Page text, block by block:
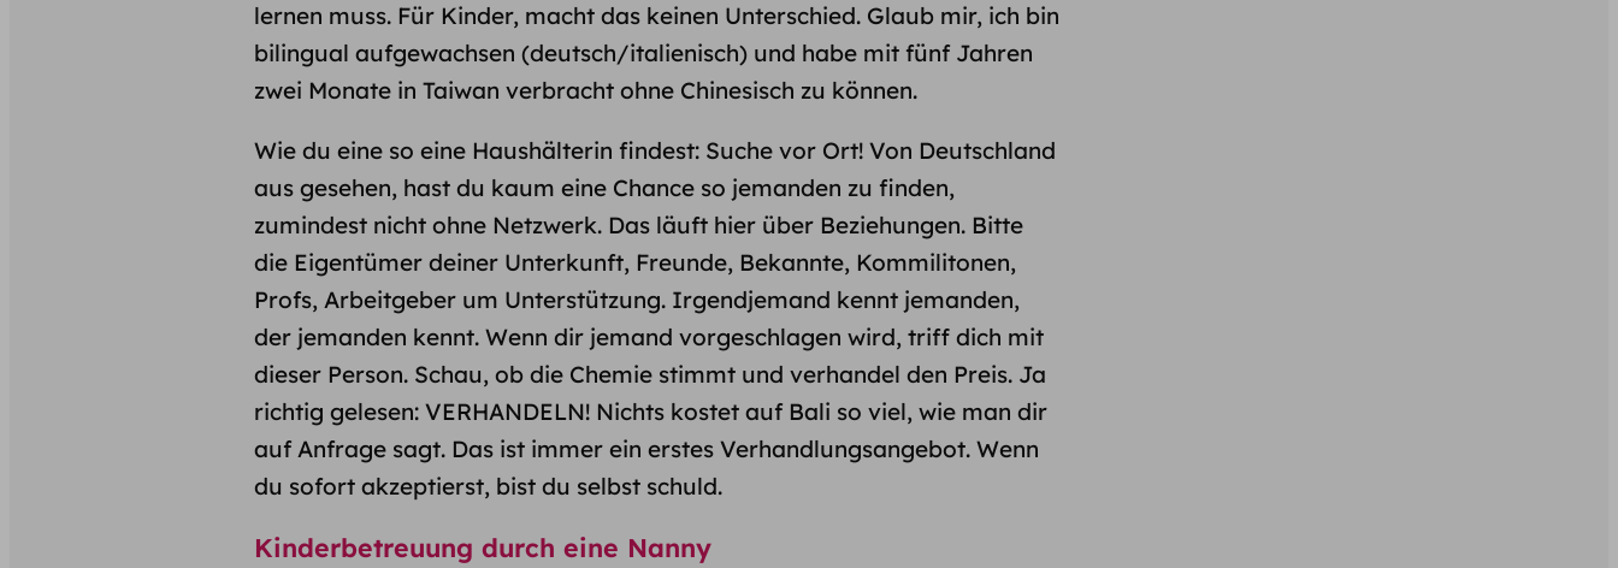
lernen muss. Für Kinder, macht das keinen Unterschied. Glaub mir, ich bin
bilingual aufgewachsen (deutsch/italienisch) und habe mit fünf Jahren
zwei Monate in Taiwan verbracht ohne Chinesisch zu können.
Wie du eine so eine Haushälterin findest: Suche vor Ort! Von Deutschland
aus gesehen, hast du kaum eine Chance so jemanden zu finden,
zumindest nicht ohne Netzwerk. Das läuft hier über Beziehungen. Bitte
die Eigentümer deiner Unterkunft, Freunde, Bekannte, Kommilitonen,
Profs, Arbeitgeber um Unterstützung. Irgendjemand kennt jemanden,
der jemanden kennt. Wenn dir jemand vorgeschlagen wird, triff dich mit
dieser Person. Schau, ob die Chemie stimmt und verhandel den Preis. Ja
richtig gelesen: VERHANDELN! Nichts kostet auf Bali so viel, wie man dir
auf Anfrage sagt. Das ist immer ein erstes Verhandlungsangebot. Wenn
du sofort akzeptierst, bist du selbst schuld.
Kinderbetreuung durch eine Nanny